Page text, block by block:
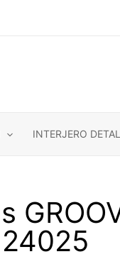
INTERJERO